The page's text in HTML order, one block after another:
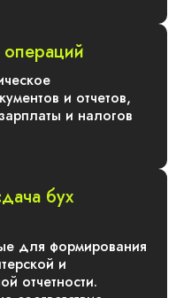
операций
и отчетов,
и налогов
бух
для формирования
и
отчетности.